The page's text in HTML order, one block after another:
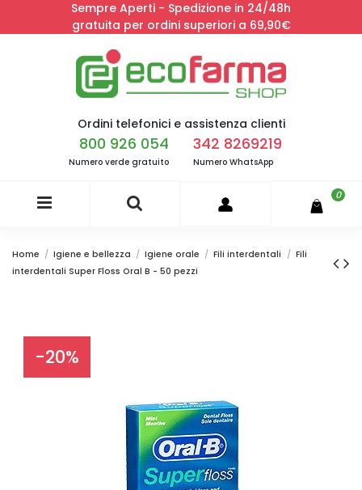
Sempre Aperti - Spedizione in 24/48h
gratuita per ordini superiori a 69,90€
Ordini telefonici e assistenza clienti
800 926 054
Numero verde gratuito
342 8269219
Numero WhatsApp
0
Home Igiene e bellezza Igiene orale Fili interdentali
Fili
interdentali Super Floss Oral B - 50 pezzi
-20%